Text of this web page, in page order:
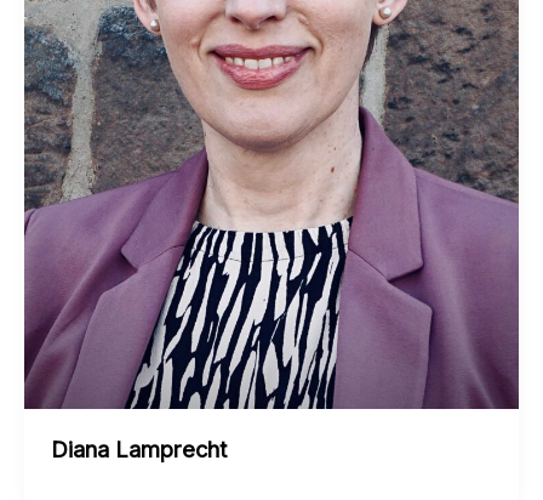
Diana Lamprecht